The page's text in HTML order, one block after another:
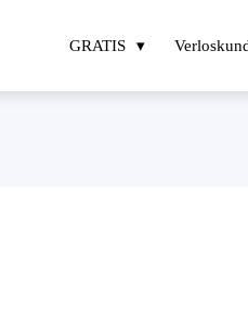
GRATIS